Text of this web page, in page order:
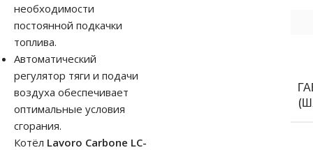
необходимости
постоянной подкачки
топлива.
Автоматический
регулятор тяги и подачи
воздуха обеспечивает
оптимальные условия
сгорания.
Котёл Lavoro Carbone LC-